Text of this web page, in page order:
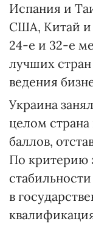
Испания и
США, Китай и
24-е и 32-е
лучших
ведения
Украина
целом страна
баллов,
По критерию
в